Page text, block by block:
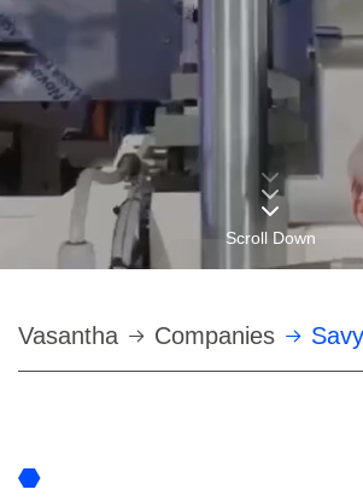
Scroll Down
Строка
навигации
Vasantha Companies